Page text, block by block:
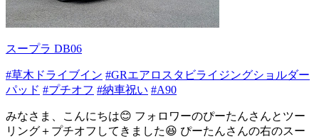
スープラ DB06
#草木ドライブイン #GRエアロスタビライジングショルダー
パッド #プチオフ #納車祝い #A90
みなさま、こんにちは😊 フォロワーのぴーたんさんとツー
リング＋プチオフしてきました😆 ぴーたんさんの右のスー